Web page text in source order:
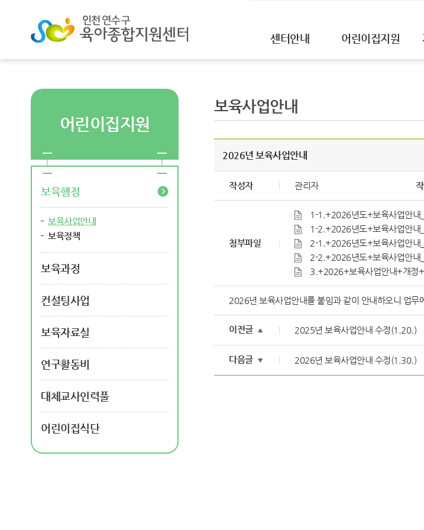
센터안내 어린이집지원
어린이집지원
보육행정
보육사업안내
보육정책
보육과정
컨설팅사업
보육자료실
연구활동비
대체교사인력풀
어린이집식단
보육사업안내
2026년 보육사업안내
작성자 관리자
첨부파일
1-1.+2026년도+보육사업안내
1-2.+2026년도+보육사업안내
2-1.+2026년도+보육사업안내
2-2.+2026년도+보육사업안내
3.+2026+보육사업안내+개정
2026년 보육사업안내를 붙임과 같이 안내하오니 업무
이전글 ▲ 2025년 보육사업안내 수정(1.20.)
다음글 ▼ 2026년 보육사업안내 수정(1.30.)